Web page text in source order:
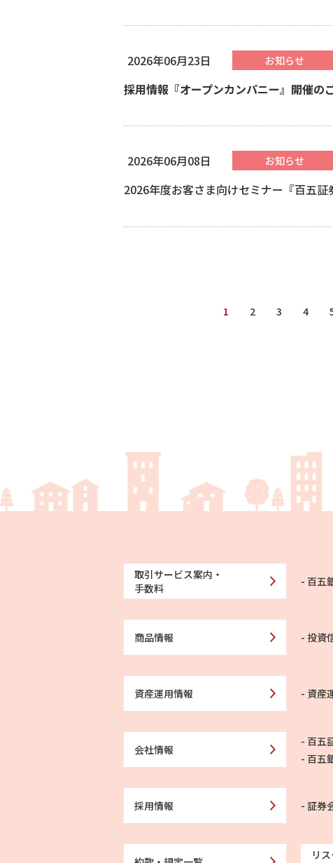
2026年06月23日 お知らせ
採用情報『オープンカンパニー』開催の
2026年06月08日 お知らせ
2026年度お客さま向けセミナー『百五
1 2 3 4
取引サービス案内・
手数料
百五
商品情報 投資
資産運用情報 資産
会社情報
百五
百五
採用情報 証券
リ